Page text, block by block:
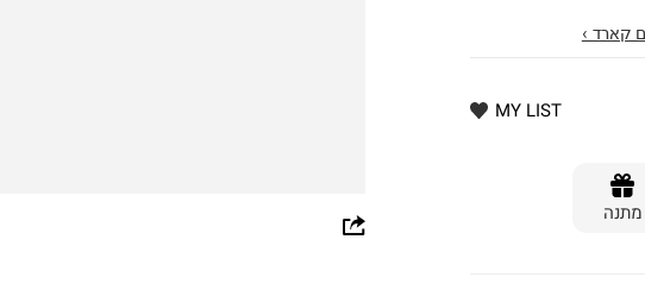
קארד ›
MY LIST
מתנה